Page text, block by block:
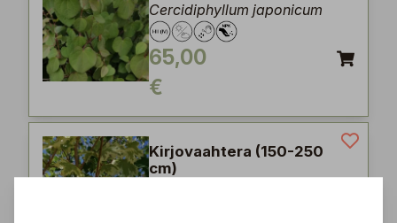
Cercidiphyllum japonicum
65,00
€
Kirjovaahtera (150-250
cm)